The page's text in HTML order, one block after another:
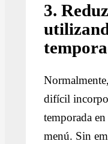
3.
difícil
temporada
menú. Sin